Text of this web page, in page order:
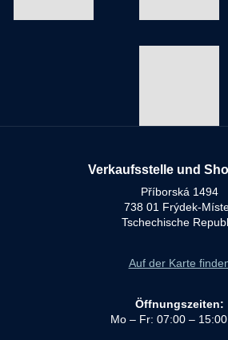
Verkaufsstelle und
Příborská 1494
738 01 Frýdek-
Tschechische
Auf der Karte
Öffnungszeiten:
Mo – Fr: 07:00 –